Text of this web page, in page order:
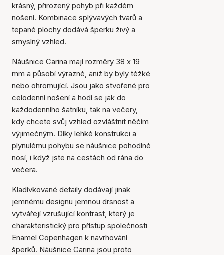
krásný, přirozený pohyb při každém
nošení. Kombinace splývavých tvarů a
tepané plochy dodává šperku živý a
smyslný vzhled.
Náušnice Carina mají rozměry 38 x 19
mm a působí výrazně, aniž by byly těžké
nebo ohromující. Jsou jako stvořené pro
celodenní nošení a hodí se jak do
každodenního šatníku, tak na večery,
kdy chcete svůj vzhled ozvláštnit něčím
výjimečným. Díky lehké konstrukci a
plynulému pohybu se náušnice pohodlně
nosí, i když jste na cestách od rána do
večera.
Kladívkované detaily dodávají jinak
jemnému designu jemnou drsnost a
vytvářejí vzrušující kontrast, který je
charakteristický pro přístup společnosti
Enamel Copenhagen k navrhování
šperků. Náušnice Carina jsou proto